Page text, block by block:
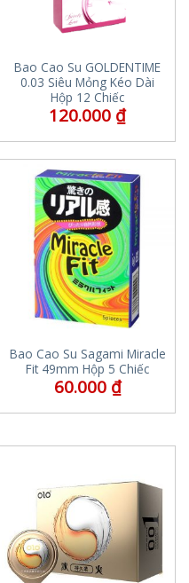
Bao Cao Su GOLDENTIME
0.03 Siêu Mỏng Kéo Dài
Hộp 12 Chiếc
120.000 ₫
Bao Cao Su Sagami Miracle
Fit 49mm Hộp 5 Chiếc
60.000 ₫